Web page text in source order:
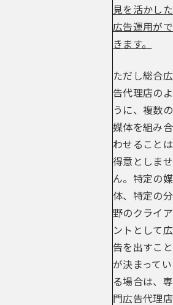
見を活かした
広告運用がで
きます。
ただし総合広
告代理店のよ
うに、複数の
媒体を組み合
わせることは
得意としませ
ん。特定の媒
体、特定の分
野のクライア
ントとして広
告を出すこと
が決まってい
る場合は、専
門広告代理店